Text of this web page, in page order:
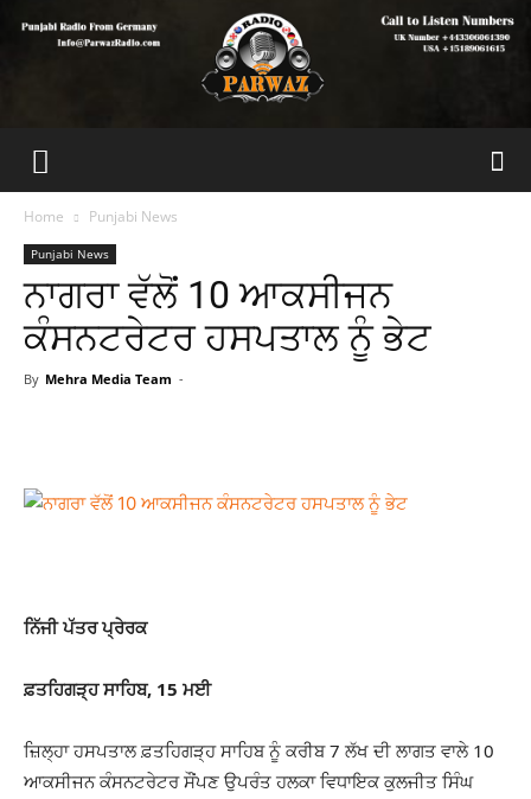
Home Punjabi News
Punjabi News
ਨਾਗਰਾ ਵੱਲੋਂ 10 ਆਕਸੀਜਨ
ਕੰਸਨਟਰੇਟਰ ਹਸਪਤਾਲ ਨੂੰ ਭੇਟ
By Mehra Media Team -
ਨਿੱਜੀ ਪੱਤਰ ਪ੍ਰੇਰਕ
ਫ਼ਤਹਿਗੜ੍ਹ ਸਾਹਿਬ, 15 ਮਈ
ਜ਼ਿਲ੍ਹਾ ਹਸਪਤਾਲ ਫ਼ਤਹਿਗੜ੍ਹ ਸਾਹਿਬ ਨੂੰ ਕਰੀਬ 7 ਲੱਖ ਦੀ ਲਾਗਤ ਵਾਲੇ 10
ਆਕਸੀਜਨ ਕੰਸਨਟਰੇਟਰ ਸੌਂਪਣ ਉਪਰੰਤ ਹਲਕਾ ਵਿਧਾਇਕ ਕੁਲਜੀਤ ਸਿੰਘ